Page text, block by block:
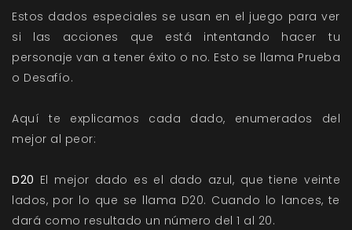
Estos dados especiales se usan en el juego para ver
si las acciones que está intentando hacer tu
personaje van a tener éxito o no. Esto se llama Prueba
o Desafío.
Aquí te explicamos cada dado, enumerados del
mejor al peor:
D20 El mejor dado es el dado azul, que tiene veinte
lados, por lo que se llama D20. Cuando lo lances, te
dará como resultado un número del 1 al 20.